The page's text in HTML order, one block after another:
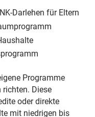
Darlehen für Eltern
Programme
richten. Diese
oder direkte
mit niedrigen bis